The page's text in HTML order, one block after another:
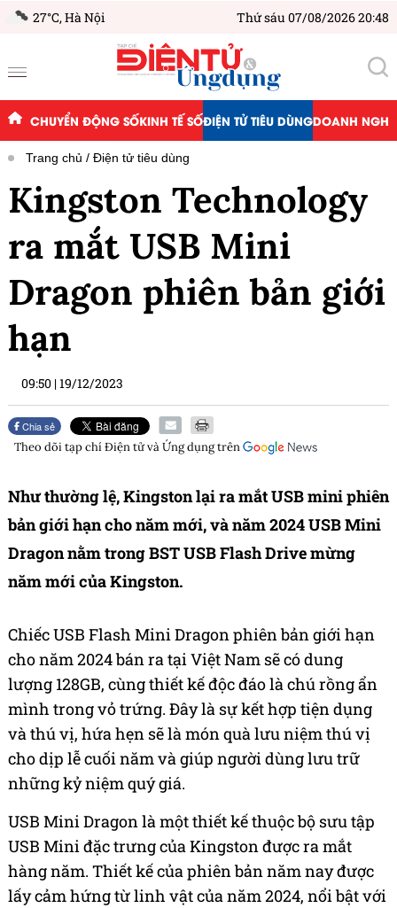
27°C,Hà Nội Thứ sáu 07/08/2026 20:48
CHUYỂN ĐỘNG SỐKINH TẾ SỐĐIỆN TỬ TIÊU DÙNGDOANH
Trang chủ Điện tử tiêu dùng
Kingston Technology
ra mắt USB Mini
Dragon phiên bản giới
hạn
09:50 |19/12/2023
Chia sẻ
Theo dõi tạp chíĐiện tử và Ứng dụngtrên
Như thường lệ, Kingston lại ra mắt USB mini phiên
bản giới hạn cho năm mới, và năm 2024 USB Mini
Dragon nằm trong BST USB Flash Drive mừng
năm mới của Kingston.
Chiếc USB Flash Mini Dragon phiên bản giới hạn
cho năm 2024 bán ra tại Việt Nam sẽ có dung
lượng 128GB, cùng thiết kế độc đáo là chú rồng ẩn
mình trong vỏ trứng. Đây là sự kết hợp tiện dụng
và thú vị, hứa hẹn sẽ là món quà lưu niệm thú vị
cho dịp lễ cuối năm và giúp người dùng lưu trữ
những kỷ niệm quý giá.
USB Mini Dragon là một thiết kế thuộc bộ sưu tập
USB Mini đặc trưng của Kingston được ra mắt
hàng năm. Thiết kế của phiên bản năm nay được
lấy cảm hứng từ linh vật của năm 2024, nổi bật với